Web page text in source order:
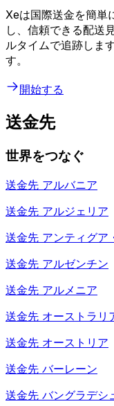
Xeは国際送金を簡単
し、信頼できる配送
ルタイムで追跡しま
す。
開始する
送金先
世界をつなぐ
送金先 アルバニア
送金先 アルジェリア
送金先 アンティグア
送金先 アルゼンチン
送金先 アルメニア
送金先 オーストラリ
送金先 オーストリア
送金先 バーレーン
送金先 バングラデシ